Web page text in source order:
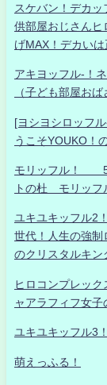
スケバン！デカ
供部屋おじさんヒ
げMAX！デカい
アキヨッフル-！
（子ども部屋お
[ヨシヨシロッフ
うこそYOUKO！
モリッフル！ 50
トの杜 モリッフ
ユキユキッフル2
世代！人生の強制
のクリスタルキン
ヒロコンプレッ
ャアラフィフ女
ユキユキッフル3！
萌えっふる！